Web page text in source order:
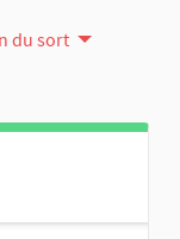
du sort